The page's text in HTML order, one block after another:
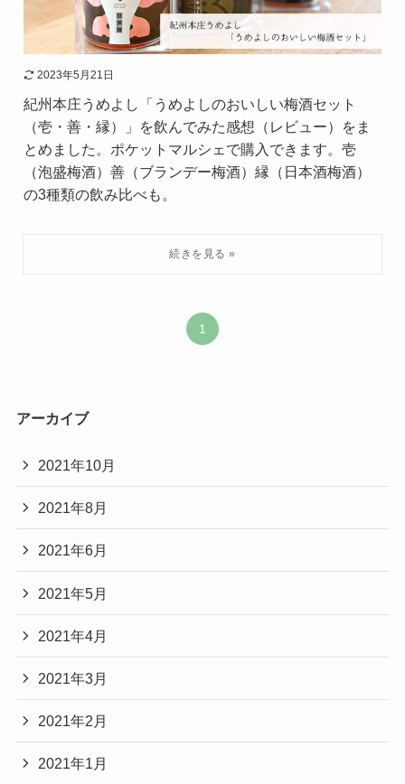
2023年5月21日
紀州本庄うめよし「うめよしのおいしい梅酒セット
（壱・善・縁）」を飲んでみた感想（レビュー）をま
とめました。ポケットマルシェで購入できます。壱
（泡盛梅酒）善（ブランデー梅酒）縁（日本酒梅酒）
の3種類の飲み比べも。
1
アーカイブ
2021年10月
2021年8月
2021年6月
2021年5月
2021年4月
2021年3月
2021年2月
2021年1月